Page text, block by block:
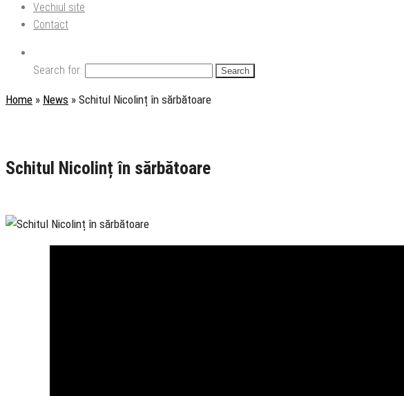
Vechiul site
Contact
Search for:
Home » News » Schitul Nicolinț în sărbătoare
Schitul Nicolinț în sărbătoare